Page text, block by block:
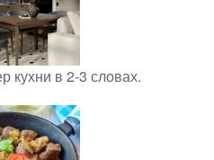
кухни в 2-3 словах.